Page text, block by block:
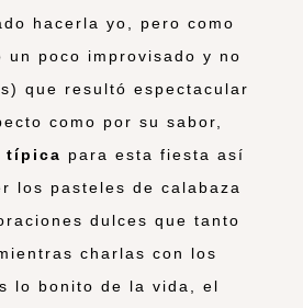
hacerla yo, pero como
un poco improvisado y no
que resultó espectacular
como por su sabor,
típica para esta fiesta así
los pasteles de calabaza
dulces que tanto
charlas con los
lo bonito de la vida, el